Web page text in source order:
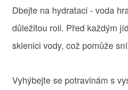
Dbejte na hydrataci - voda
důležitou roli. Před každým
sklenici vody, což pomůže
Vyhýbejte se potravinám s